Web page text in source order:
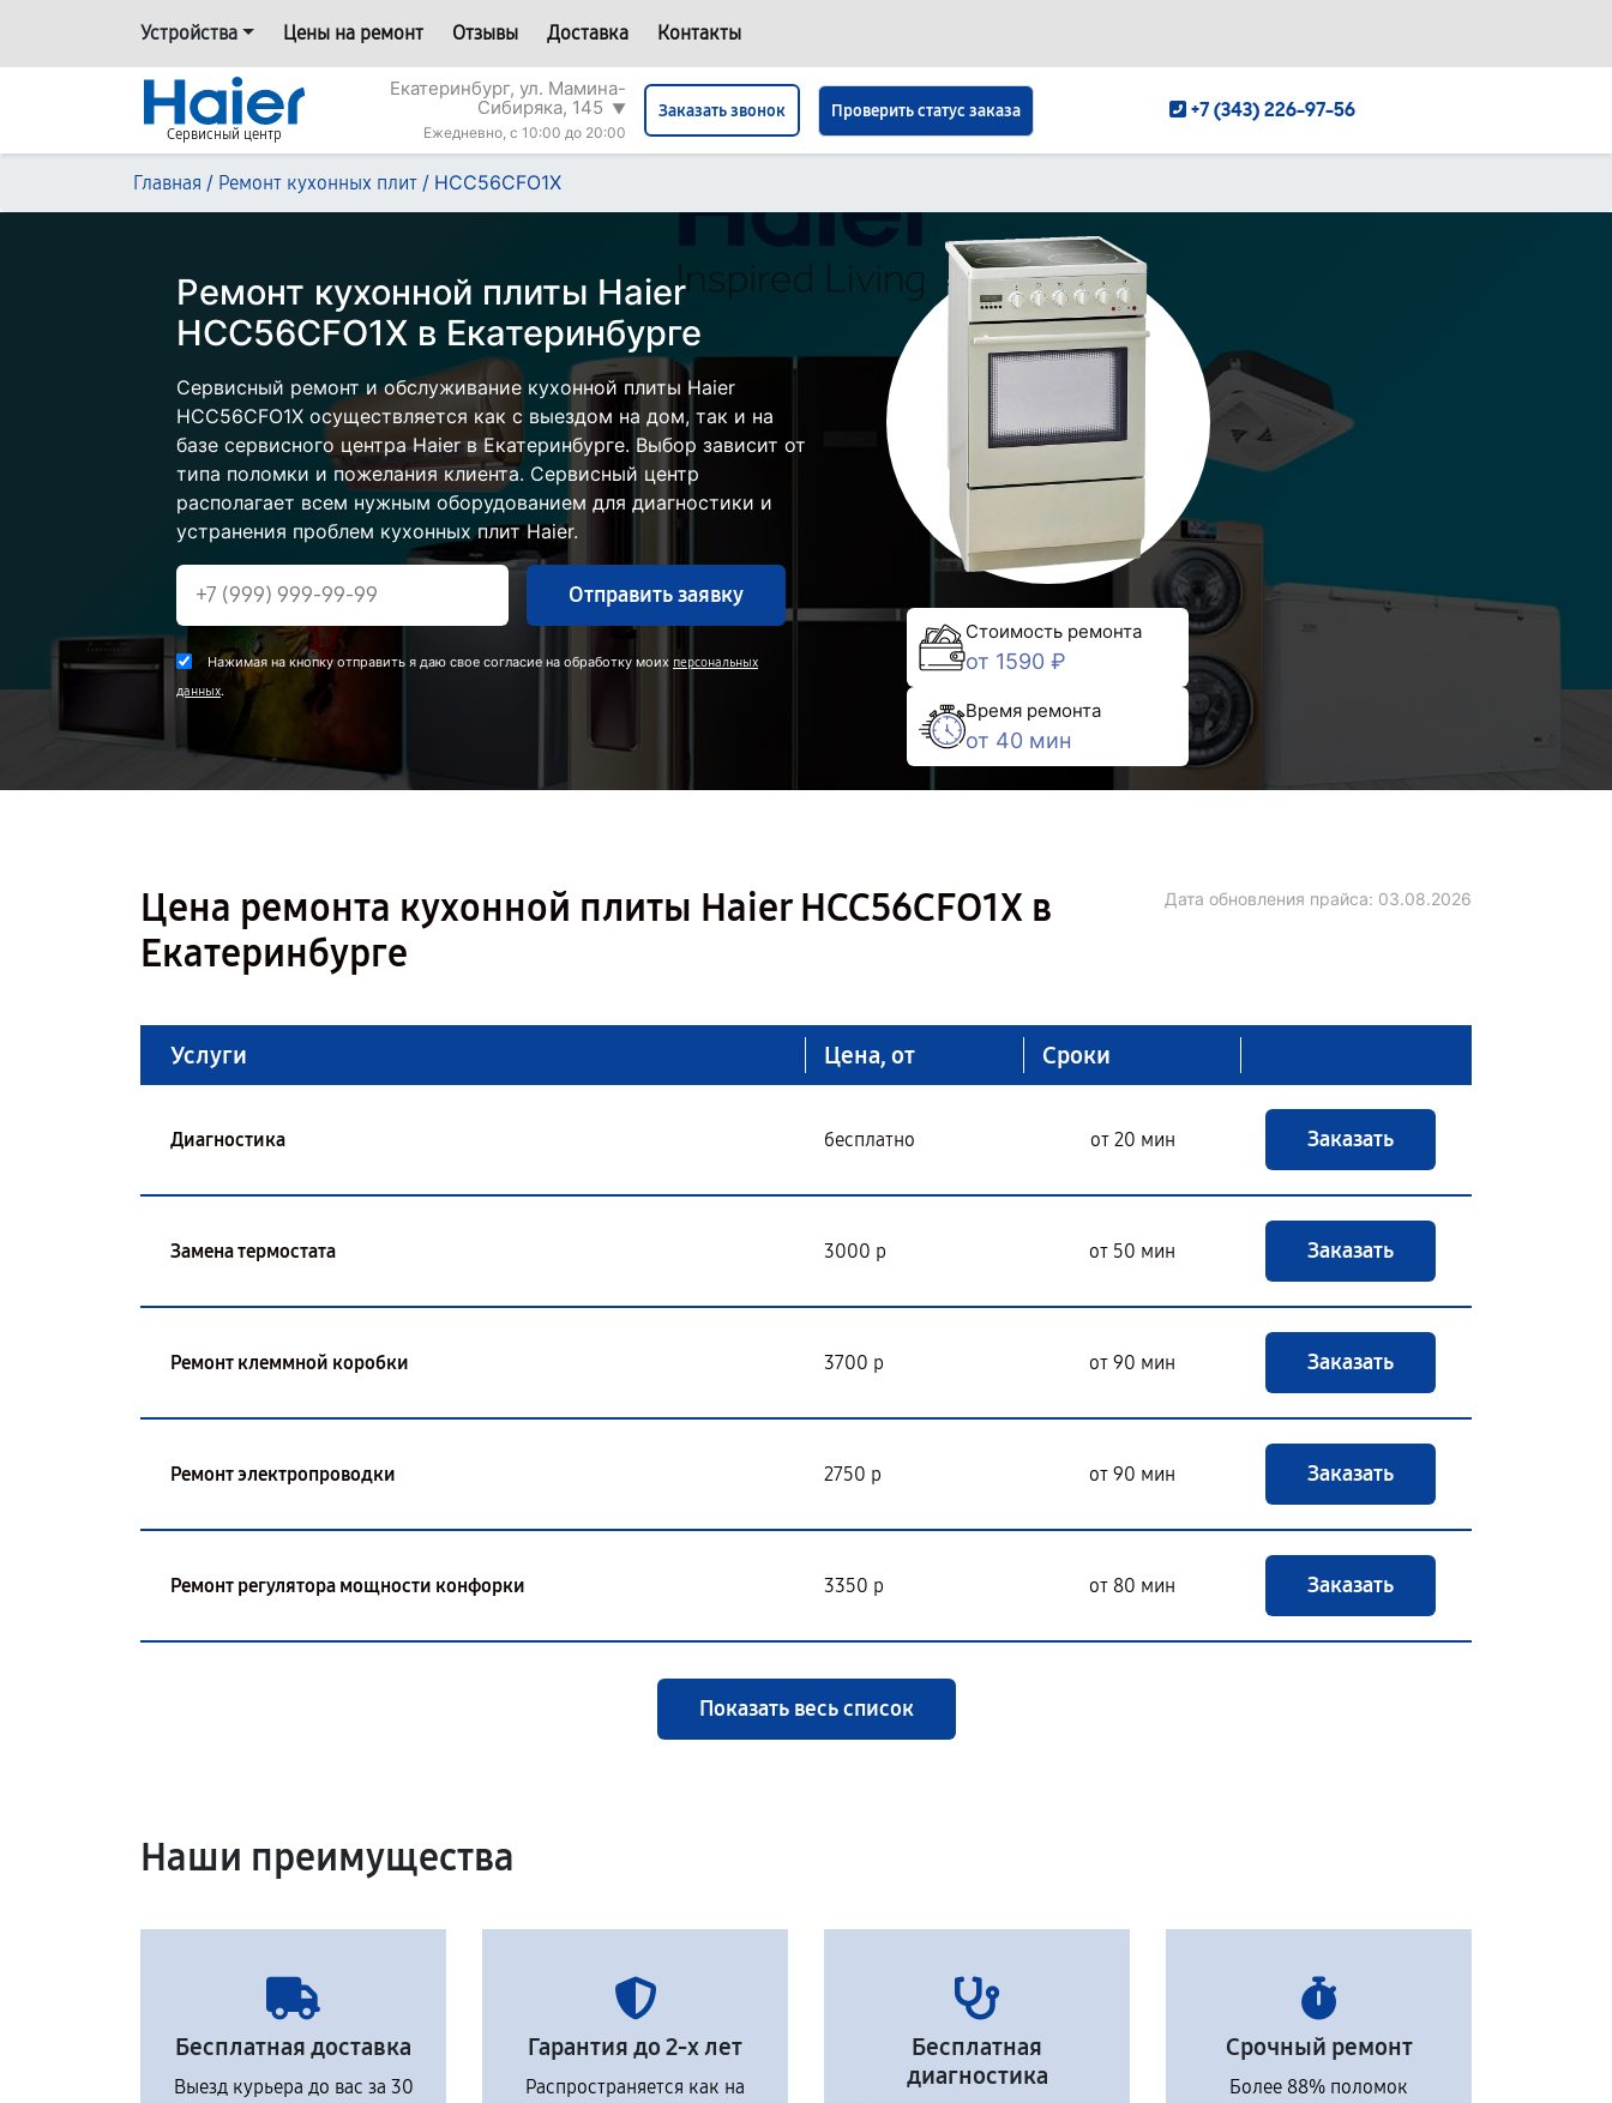
Устройства Цены на ремонт Отзывы Доставка Контакты
Сервисный центр
Екатеринбург, ул. Мамина-
Сибиряка, 145 ▼
Ежедневно, с 10:00 до 20:00
Заказать звонок Проверить статус заказа +7 (343) 226-97-56
Главная / Ремонт кухонных плит / HCC56CFO1Х
Ремонт кухонной плиты Haier
HCC56CFO1Х в Екатеринбурге
Сервисный ремонт и обслуживание кухонной плиты Haier
HCC56CFO1Х осуществляется как с выездом на дом, так и на
базе сервисного центра Haier в Екатеринбурге. Выбор зависит от
типа поломки и пожелания клиента. Сервисный центр
располагает всем нужным оборудованием для диагностики и
устранения проблем кухонных плит Haier.
Отправить заявку
Нажимая на кнопку отправить я даю свое согласие на обработку моих персональных
данных.
Стоимость ремонта
от 1590 ₽
Время ремонта
от 40 мин
Цена ремонта кухонной плиты Haier HCC56CFO1Х в
Екатеринбурге
Дата обновления прайса: 03.08.2026
Услуги Цена, от Сроки
Диагностика бесплатно от 20 мин Заказать
Замена термостата 3000 р от 50 мин Заказать
Ремонт клеммной коробки 3700 р от 90 мин Заказать
Ремонт электропроводки 2750 р от 90 мин Заказать
Ремонт регулятора мощности конфорки 3350 р от 80 мин Заказать
Показать весь список
Наши преимущества
Бесплатная доставка
Выезд курьера до вас за 30
Гарантия до 2-х лет
Распространяется как на
Бесплатная
диагностика
Срочный ремонт
Более 88% поломок